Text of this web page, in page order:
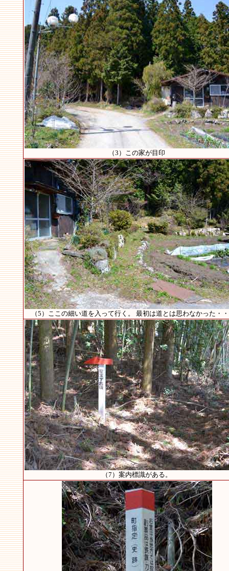
（3）この家が目印
（5）ここの細い道を入って行く。 最初は道とは思わなかった・
（7）案内標識がある。